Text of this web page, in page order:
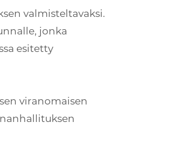
valmisteltavaksi.
jonka
esitetty
viranomaisen